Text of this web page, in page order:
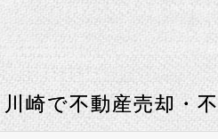
川崎で不動産売却・